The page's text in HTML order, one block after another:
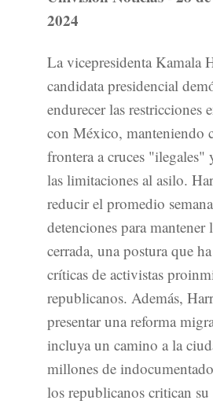
2024
La vicepresidenta Kamala
candidata presidencial
endurecer las restricciones
con México, manteniendo
frontera a cruces "ilegales"
las limitaciones al asilo.
reducir el promedio
detenciones para mantener
cerrada, una postura que
críticas de activistas
republicanos. Además,
presentar una reforma
incluya un camino a la
millones de
los republicanos critican